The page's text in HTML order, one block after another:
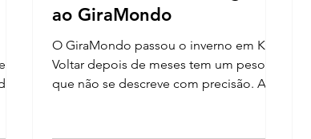
ao GiraMondo
O GiraMondo passou o inverno em Kos.
Voltar depois de meses tem um peso
que não se descreve com precisão. A